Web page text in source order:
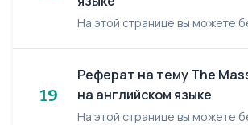
19
Реферат на тему The
на английском языке